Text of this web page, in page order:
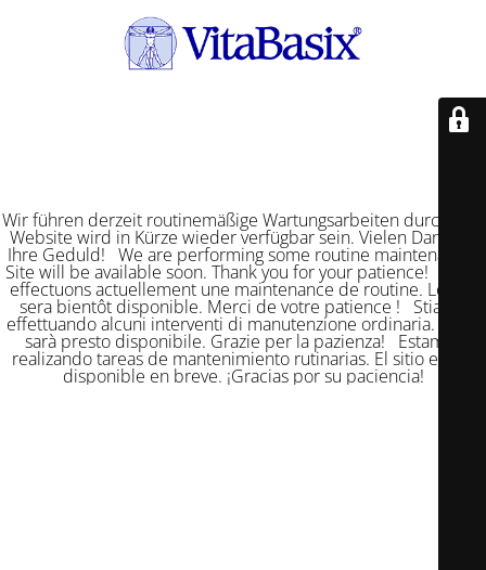
Wir führen derzeit routinemäßige Wartungsarbeiten durch. Die
Website wird in Kürze wieder verfügbar sein. Vielen Dank für
Ihre Geduld! We are performing some routine maintenance.
Site will be available soon. Thank you for your patience! Nous
effectuons actuellement une maintenance de routine. Le site
sera bientôt disponible. Merci de votre patience ! Stiamo
effettuando alcuni interventi di manutenzione ordinaria. Il sito
sarà presto disponibile. Grazie per la pazienza! Estamos
realizando tareas de mantenimiento rutinarias. El sitio estará
disponible en breve. ¡Gracias por su paciencia!